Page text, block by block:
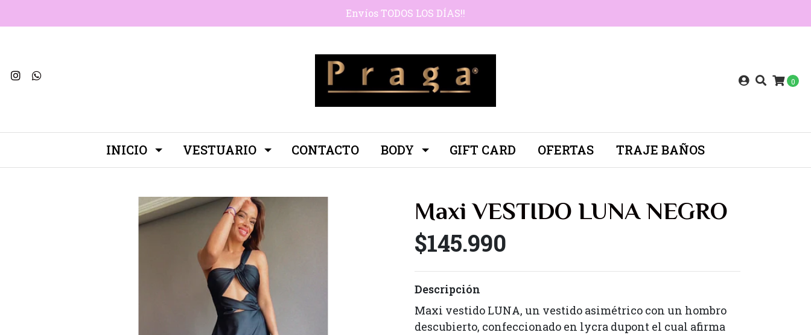
Envíos TODOS LOS DÍAS!!
0
INICIO VESTUARIO CONTACTO BODY GIFT CARD OFERTAS TRAJE BAÑOS
Maxi VESTIDO LUNA NEGRO
$145.990
Descripción
Maxi vestido LUNA, un vestido asimétrico con un hombro
descubierto, confeccionado en lycra dupont el cual afirma